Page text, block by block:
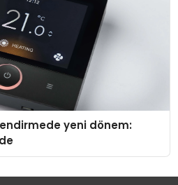
yeni dönem: